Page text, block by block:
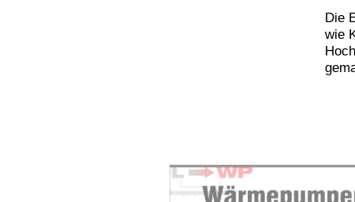
Die
wie